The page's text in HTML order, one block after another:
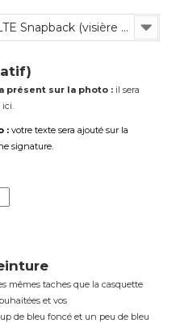
Comme sur la photo : ADULTE Snapback (visière plate, tout en tissu, réglable)
présent sur la photo : il sera
: votre texte sera ajouté sur la
signature.
mêmes taches que la casquette
et vos
de bleu foncé et un peu de bleu